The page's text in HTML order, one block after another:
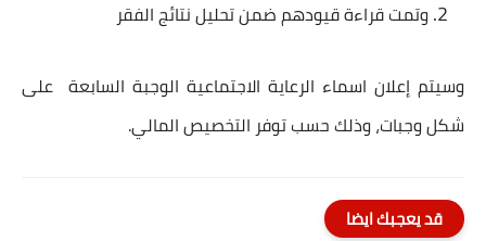
وتمت قراءة قيودهم ضمن تحليل نتائج الفقر
وسيتم إعلان اسماء الرعاية الاجتماعية الوجبة السابعة على
شكل وجبات، وذلك حسب توفر التخصيص المالي.
قد يعجبك ايضا